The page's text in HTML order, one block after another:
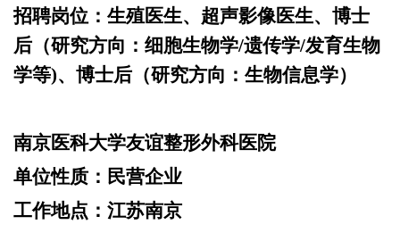
招聘岗位： 生殖医生、超声影像医生、博士
后（研究方向：细胞生物学/遗传学/发育生物
学等)、博士后（研究方向：生物信息学）
南京医科大学友谊整形外科医院
单位性质： 民营企业
工作地点： 江苏南京